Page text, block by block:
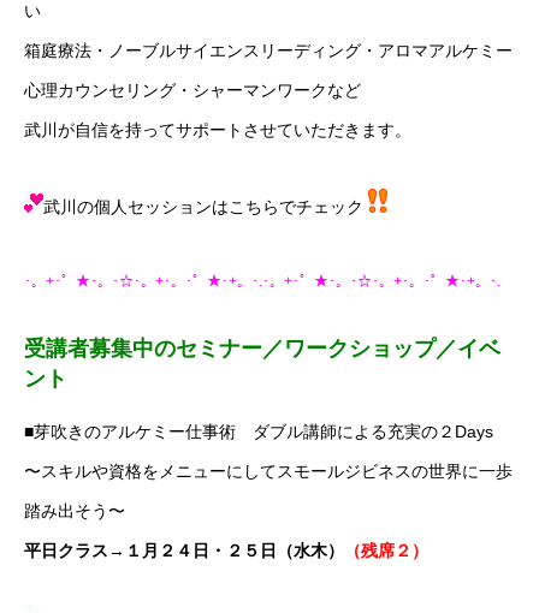
い
箱庭療法・ノーブルサイエンスリーディング・アロマアルケミー
心理カウンセリング・シャーマンワークなど
武川が自信を持ってサポートさせていただきます。
武川の個人セッションはこちらでチェック
･。+･゜★･。･☆･。+･。･゜★･+。･.･。+･゜★･。･☆･。+･。･゜★･+。･.
受講者募集中のセミナー／ワークショップ／イベ
ント
■芽吹きのアルケミー仕事術 ダブル講師による充実の２Days
〜スキルや資格をメニューにしてスモールジビネスの世界に一歩
踏み出そう〜
平日クラス→１月２４日・２５日（水木） （残席２）